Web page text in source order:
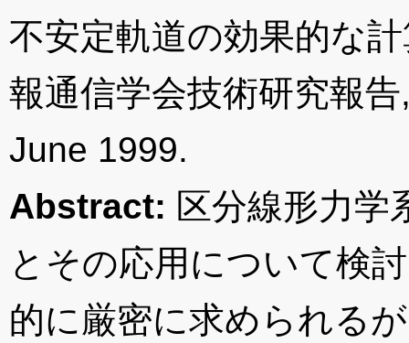
不安定軌道の効果的な
報通信学会技術研究報
June 1999.
Abstract: 区分線形力学
とその応用について検
的に厳密に求められる